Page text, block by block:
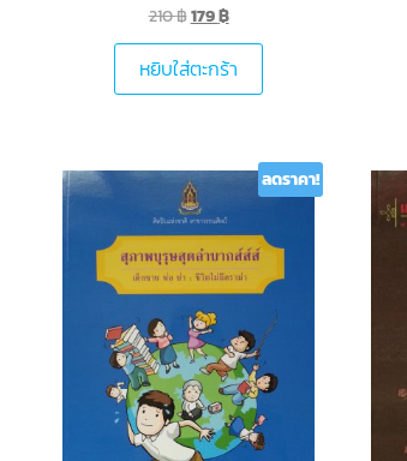
210฿179฿
หยิบใส่ตะกร้า
ลดราคา!